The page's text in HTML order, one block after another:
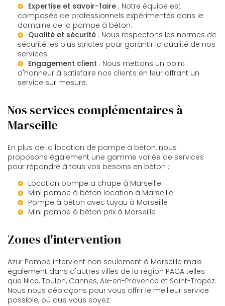
Expertise et savoir-faire : Notre équipe est
composée de professionnels expérimentés dans le
domaine de la pompe à béton.
Qualité et sécurité : Nous respectons les normes de
sécurité les plus strictes pour garantir la qualité de nos
services.
Engagement client : Nous mettons un point
d'honneur à satisfaire nos clients en leur offrant un
service sur mesure.
Nos services complémentaires à
Marseille
En plus de la location de pompe à béton, nous
proposons également une gamme variée de services
pour répondre à tous vos besoins en béton :
Location pompe a chape à Marseille
Mini pompe à béton location à Marseille
Pompe à béton avec tuyau à Marseille
Mini pompe à béton prix à Marseille
Zones d'intervention
Azur Pompe intervient non seulement à Marseille mais
également dans d'autres villes de la région PACA telles
que Nice, Toulon, Cannes, Aix-en-Provence et Saint-Tropez.
Nous nous déplaçons pour vous offrir le meilleur service
possible, où que vous soyez.